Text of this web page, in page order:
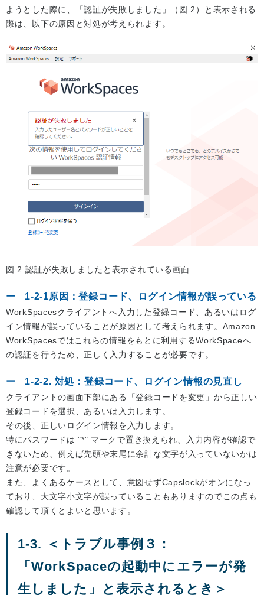
ようとした際に、「認証が失敗しました」（図 2）と表示される
際は、以下の原因と対処が考えられます。
図 2 認証が失敗しましたと表示されている画面
1-2-1原因：登録コード、ログイン情報が誤っている
WorkSpacesクライアントへ入力した登録コード、あるいはログ
イン情報が誤っていることが原因として考えられます。Amazon
WorkSpacesではこれらの情報をもとに利用するWorkSpaceへ
の認証を行うため、正しく入力することが必要です。
1-2-2. 対処：登録コード、ログイン情報の見直し
クライアントの画面下部にある「登録コードを変更」から正しい
登録コードを選択、あるいは入力します。
その後、正しいログイン情報を入力します。
特にパスワードは "*" マークで置き換えられ、入力内容が確認で
きないため、例えば先頭や末尾に余計な文字が入っていないかは
注意が必要です。
また、よくあるケースとして、意図せずCapslockがオンになっ
ており、大文字小文字が誤っていることもありますのでこの点も
確認して頂くとよいと思います。
1-3. ＜トラブル事例３：
「WorkSpaceの起動中にエラーが発
生しました」と表示されるとき＞